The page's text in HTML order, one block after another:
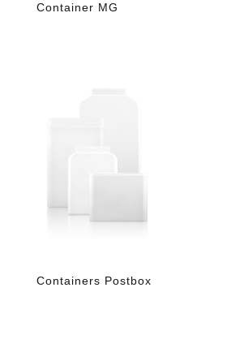
Container MG
Containers Postbox